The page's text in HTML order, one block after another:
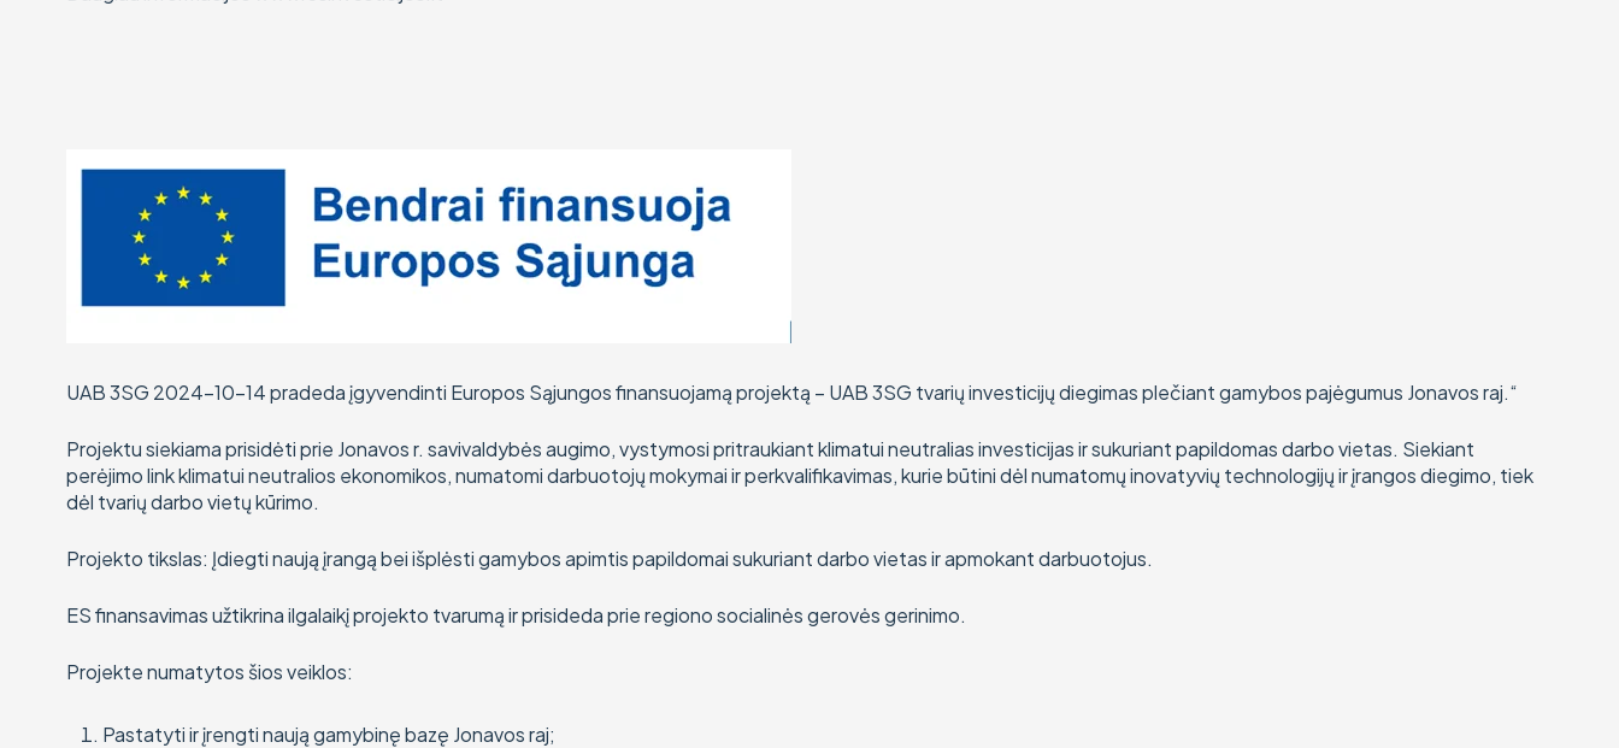
UAB 3SG 2024-10-14 pradeda įgyvendinti Europos Sąjungos finansuojamą projektą – UAB 3SG tvarių investicijų diegimas plečiant gamybos pajėgumus Jonavos raj.“
Projektu siekiama prisidėti prie Jonavos r. savivaldybės augimo, vystymosi pritraukiant klimatui neutralias investicijas ir sukuriant papildomas darbo vietas. Siekiant
perėjimo link klimatui neutralios ekonomikos, numatomi darbuotojų mokymai ir perkvalifikavimas, kurie būtini dėl numatomų inovatyvių technologijų ir įrangos diegimo, tiek
dėl tvarių darbo vietų kūrimo.
Projekto tikslas: Įdiegti naują įrangą bei išplėsti gamybos apimtis papildomai sukuriant darbo vietas ir apmokant darbuotojus.
ES finansavimas užtikrina ilgalaikį projekto tvarumą ir prisideda prie regiono socialinės gerovės gerinimo.
Projekte numatytos šios veiklos:
Pastatyti ir įrengti naują gamybinę bazę Jonavos raj;